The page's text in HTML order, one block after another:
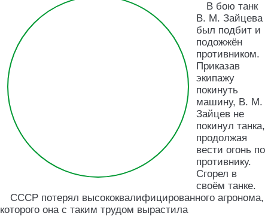
В бою танк
В. М. Зайцева
был подбит и
подожжён
противником.
Приказав
экипажу
покинуть
машину, В. М.
Зайцев не
покинул танка,
продолжая
вести огонь по
противнику.
Сгорел в
своём танке.
СССР потерял высококвалифицированного агронома,
которого она с таким трудом вырастила